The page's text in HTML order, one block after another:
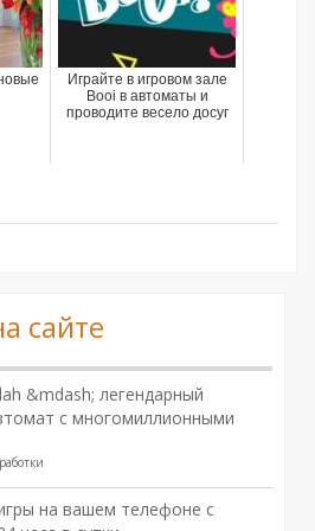
Играйте в игровом зале
Booi в автоматы и
проводите весело досуг
сайте
&mdash; легендарный
с многомиллионными
на вашем телефоне с